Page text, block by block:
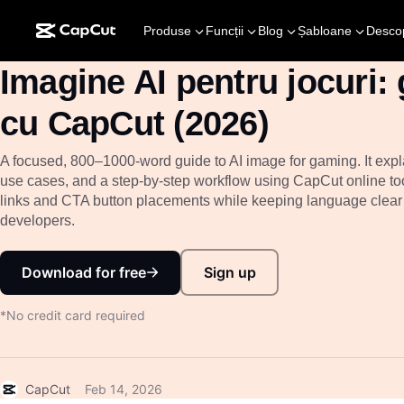
Produse Funcții Blog Șabloane
Imagine AI pentru jocuri:
cu CapCut (2026)
A focused, 800–1000-word guide to AI image for gaming. It
use cases, and a step-by-step workflow using CapCut online
links and CTA button placements while keeping language
developers.
Download for free Sign up
*No credit card required
CapCut Feb 14, 2026